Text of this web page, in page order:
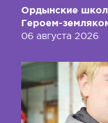
Ордынские
Героем-
06 августа 2026